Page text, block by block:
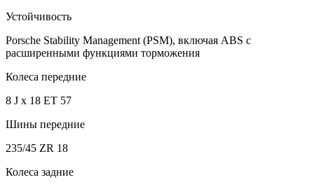
Устойчивость
Porsche Stability Management (PSM), включая ABS с
расширенными функциями торможения
Колеса передние
8 J x 18 ET 57
Шины передние
235/45 ZR 18
Колеса задние